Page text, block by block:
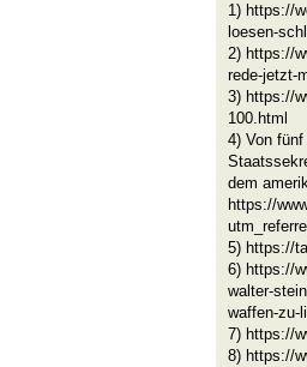
1) https://
loesen-
2) https://
rede-jetzt-
3) https://
100.html
4) Von
dem
https://
5) https://
6) https://
walter-
waffen-zu-
7) https://
8) https://